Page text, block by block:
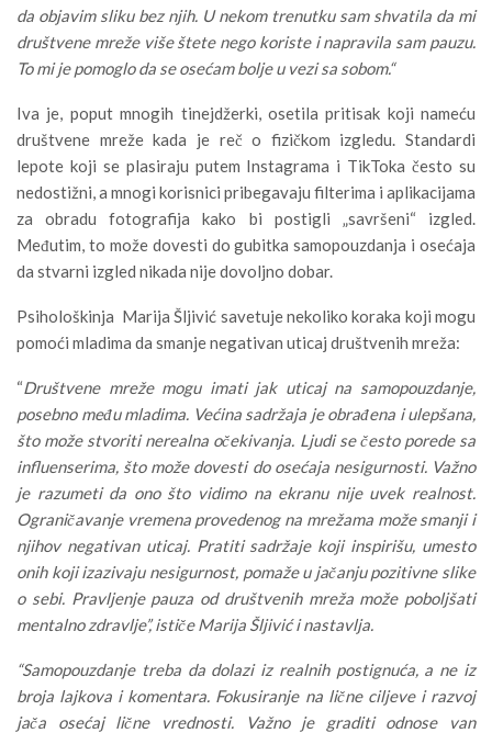
da objavim sliku bez njih. U nekom trenutku sam shvatila da mi
društvene mreže više štete nego koriste i napravila sam pauzu.
To mi je pomoglo da se osećam bolje u vezi sa sobom.“
Iva je, poput mnogih tinejdžerki, osetila pritisak koji nameću
društvene mreže kada je reč o fizičkom izgledu. Standardi
lepote koji se plasiraju putem Instagrama i TikToka često su
nedostižni, a mnogi korisnici pribegavaju filterima i aplikacijama
za obradu fotografija kako bi postigli „savršeni“ izgled.
Međutim, to može dovesti do gubitka samopouzdanja i osećaja
da stvarni izgled nikada nije dovoljno dobar.
Psihološkinja Marija Šljivić savetuje nekoliko koraka koji mogu
pomoći mladima da smanje negativan uticaj društvenih mreža:
“Društvene mreže mogu imati jak uticaj na samopouzdanje,
posebno među mladima. Većina sadržaja je obrađena i ulepšana,
što može stvoriti nerealna očekivanja. Ljudi se često porede sa
influenserima, što može dovesti do osećaja nesigurnosti. Važno
je razumeti da ono što vidimo na ekranu nije uvek realnost.
Ograničavanje vremena provedenog na mrežama može smanji i
njihov negativan uticaj. Pratiti sadržaje koji inspirišu, umesto
onih koji izazivaju nesigurnost, pomaže u jačanju pozitivne slike
o sebi. Pravljenje pauza od društvenih mreža može poboljšati
mentalno zdravlje”, ističe Marija Šljivić i nastavlja.
“Samopouzdanje treba da dolazi iz realnih postignuća, a ne iz
broja lajkova i komentara. Fokusiranje na lične ciljeve i razvoj
jača osećaj lične vrednosti. Važno je graditi odnose van